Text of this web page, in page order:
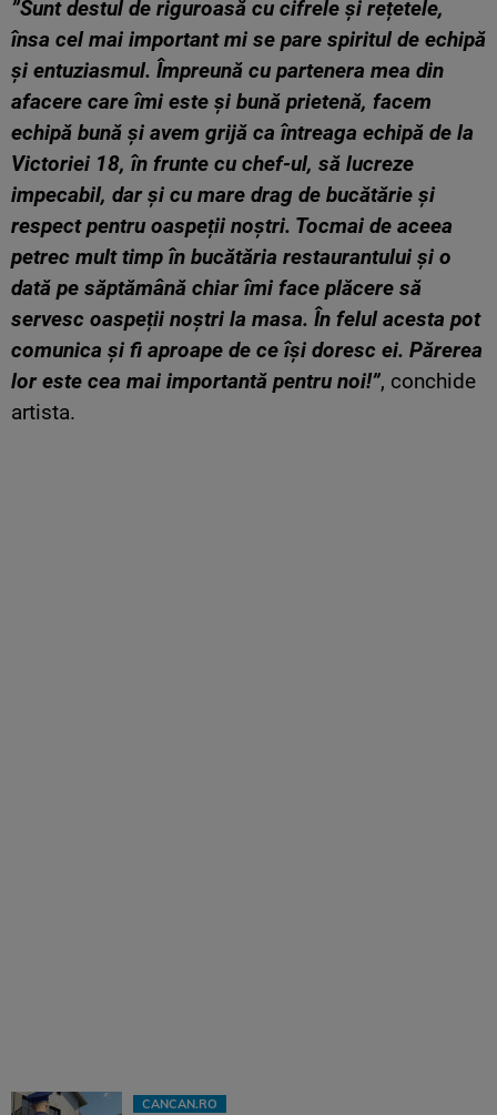
”Sunt destul de riguroasă cu cifrele și rețetele,
însa cel mai important mi se pare spiritul de echipă
și entuziasmul. Împreună cu partenera mea din
afacere care îmi este și bună prietenă, facem
echipă bună și avem grijă ca întreaga echipă de la
Victoriei 18, în frunte cu chef-ul, să lucreze
impecabil, dar și cu mare drag de bucătărie și
respect pentru oaspeții noștri. Tocmai de aceea
petrec mult timp în bucătăria restaurantului și o
dată pe săptămână chiar îmi face plăcere să
servesc oaspeții noștri la masa. În felul acesta pot
comunica și fi aproape de ce își doresc ei. Părerea
lor este cea mai importantă pentru noi!”, conchide
artista.
CANCAN.RO